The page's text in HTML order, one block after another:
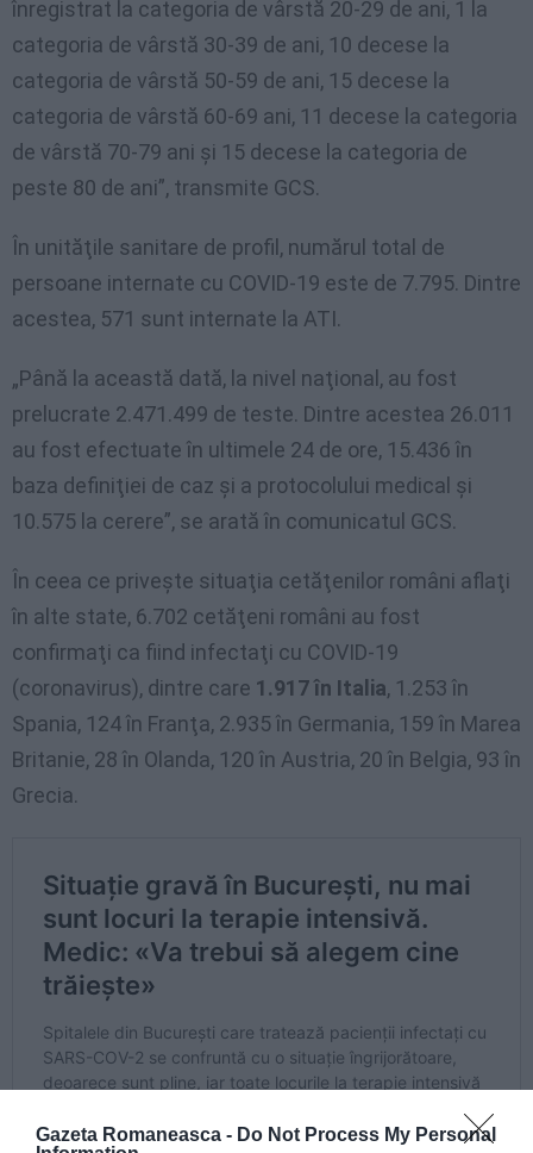
Gazeta Romaneasca - Do Not Process My Personal
înregistrat la categoria de vârstă 20-29 de ani, 1 la
categoria de vârstă 30-39 de ani, 10 decese la
categoria de vârstă 50-59 de ani, 15 decese la
categoria de vârstă 60-69 ani, 11 decese la categoria
de vârstă 70-79 ani şi 15 decese la categoria de
peste 80 de ani”, transmite GCS.
În unităţile sanitare de profil, numărul total de
persoane internate cu COVID-19 este de 7.795. Dintre
acestea, 571 sunt internate la ATI.
„Până la această dată, la nivel naţional, au fost
prelucrate 2.471.499 de teste. Dintre acestea 26.011
au fost efectuate în ultimele 24 de ore, 15.436 în
baza definiţiei de caz şi a protocolului medical şi
10.575 la cerere”, se arată în comunicatul GCS.
În ceea ce priveşte situaţia cetăţenilor români aflaţi
în alte state, 6.702 cetăţeni români au fost
confirmaţi ca fiind infectaţi cu COVID-19
(coronavirus), dintre care 1.917 în Italia, 1.253 în
Spania, 124 în Franţa, 2.935 în Germania, 159 în Marea
Britanie, 28 în Olanda, 120 în Austria, 20 în Belgia, 93 în
Grecia.